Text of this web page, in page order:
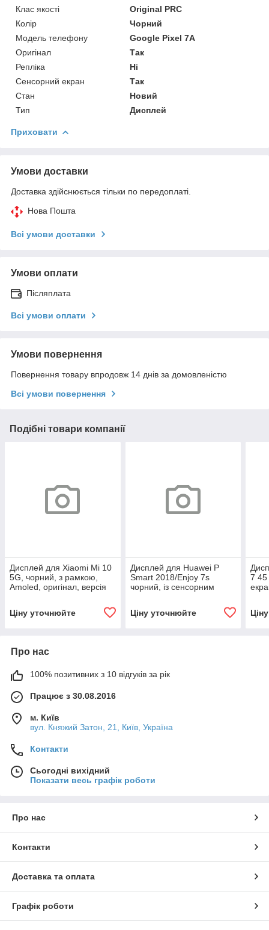
Клас якості
Original PRC
Колір
Чорний
Модель телефону
Google Pixel 7A
Оригінал
Так
Репліка
Ні
Сенсорний екран
Так
Стан
Новий
Тип
Дисплей
Приховати
Умови доставки
Доставка здійснюється тільки по передоплаті.
Нова Пошта
Всі умови доставки
Умови оплати
Післяплата
Всі умови оплати
Умови повернення
Повернення товару впродовж 14 днів за домовленістю
Всі умови повернення
Подібні товари компанії
Дисплей для Xiaomi Mi 10
5G, чорний, з рамкою,
Amoled, оригінал, версія
Ціну уточнюйте
Дисплей для Huawei P
Smart 2018/Enjoy 7s
чорний, із сенсорним
Ціну уточнюйте
7 45
Про нас
100% позитивних з 10 відгуків за рік
Працює з 30.08.2016
м. Київ
вул. Княжий Затон, 21, Київ, Україна
Контакти
Сьогодні вихідний
Показати весь графік роботи
Про нас
Контакти
Доставка та оплата
Графік роботи